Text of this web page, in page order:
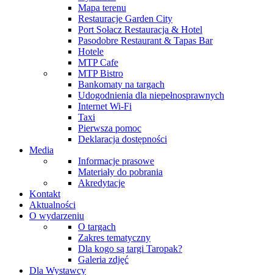
Mapa terenu
Restauracje Garden City
Port Sołacz Restauracja & Hotel
Pasodobre Restaurant & Tapas Bar
Hotele
MTP Cafe
MTP Bistro
Bankomaty na targach
Udogodnienia dla niepełnosprawnych
Internet Wi-Fi
Taxi
Pierwsza pomoc
Deklaracja dostępności
Media
Informacje prasowe
Materiały do pobrania
Akredytacje
Kontakt
Aktualności
O wydarzeniu
O targach
Zakres tematyczny
Dla kogo są targi Taropak?
Galeria zdjęć
Dla Wystawcy